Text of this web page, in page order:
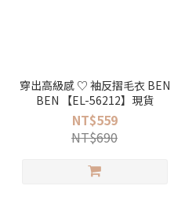
穿出高級感 ♡ 袖反摺毛衣 BEN
BEN 【EL-56212】現貨
NT$559
NT$690